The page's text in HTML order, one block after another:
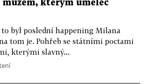
mužem, kterým umělec
byl poslední happening Milana
tom je. Pohřeb se státními poctami
kterými slavný...